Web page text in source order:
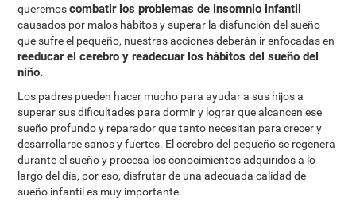
queremoscombatir los problemas de insomnio infantil
causados por malos hábitos y superar la disfunción del sueño
que sufre el pequeño, nuestras acciones deberán ir enfocadas en
reeducar el cerebro y readecuar los hábitos del sueño del
niño.
Los padres pueden hacer mucho para ayudar a sus hijos a
superar sus dificultades para dormir y lograr que alcancen ese
sueño profundo y reparador que tanto necesitan para crecer y
desarrollarse sanos y fuertes. El cerebro del pequeño se regenera
durante el sueño y procesa los conocimientos adquiridos a lo
largo del día, por eso, disfrutar de una adecuada calidad de
sueño infantil es muy importante.